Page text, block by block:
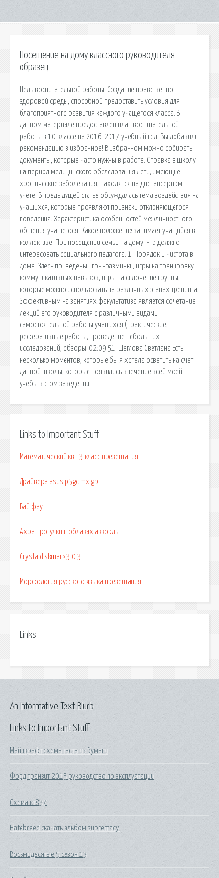
Посещение на дому классного руководителя
образец
Цель воспитательной работы: Создание нравственно
здоровой среды, способной предоставить условия для
благоприятного развития каждого учащегося класса. В
данном материале предоставлен план воспитательной
работы в 10 классе на 2016-2017 учебный год. Вы добавили
рекомендацию в избранное! В избранном можно собирать
документы, которые часто нужны в работе. Справка в школу
на период медицинского обследования Дети, имеющие
хронические заболевания, находятся на диспансерном
учете. В предыдущей статье обсуждалась тема воздействия на
учащихся, которые проявляют признаки отклоняющегося
поведения. Характеристика особенностей межличностного
общения учащегося. Какое положение занимает учащийся в
коллективе. При посещении семьи на дому. Что должно
интересовать социального педагога. 1. Порядок и чистота в
доме. Здесь приведены игры-разминки, игры на тренировку
коммуникативных на­выков, игры на сплочение группы,
которые можно использовать на различных этапах тренинга.
Эффективным на занятиях факультатива является сочетание
лекций его руководителя с различными видами
самостоятельной работы учащихся (практические,
реферативные работы, проведение небольших
исследований, обзоры. 02:09:51; Щеглова Светлана Есть
несколько моментов, которые бы я хотела осветить на счет
данной школы, которые появились в течение всей моей
учебы в этом заведении.
Links to Important Stuff
Математический квн 3 класс презентация
Драйвера asus p5gc mx gbl
Вай фаут
Ахра прогулки в облаках аккорды
Crystaldiskmark 3 0 3
Морфология русского языка презентация
Links
Links to Important Stuff
Майнкрафт схема гаста из бумаги
Форд транзит 2015 руководство по эксплуатации
Схема кт837
Hatebreed скачать альбом supremacy
Восьмидесятые 5 сезон 13
An Informative Text Blurb